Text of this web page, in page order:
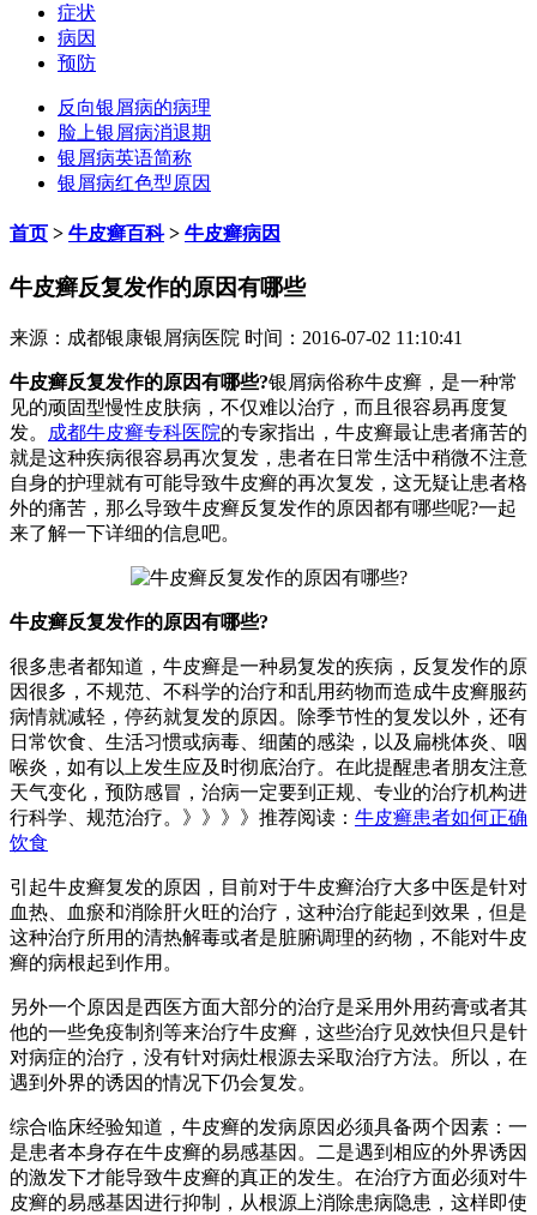
症状
病因
预防
反向银屑病的病理
脸上银屑病消退期
银屑病英语简称
银屑病红色型原因
首页 > 牛皮癣百科> 牛皮癣病因
牛皮癣反复发作的原因有哪些
来源：成都银康银屑病医院 时间：2016-07-02 11:10:41
牛皮癣反复发作的原因有哪些?银屑病俗称牛皮癣，是一种常
见的顽固型慢性皮肤病，不仅难以治疗，而且很容易再度复
发。
成都牛皮癣专科医院的专家指出，牛皮癣最让患者痛苦的
就是这种疾病很容易再次复发，患者在日常生活中稍微不注意
自身的护理就有可能导致牛皮癣的再次复发，这无疑让患者格
外的痛苦，那么导致牛皮癣反复发作的原因都有哪些呢?一起
来了解一下详细的信息吧。
牛皮癣反复发作的原因有哪些?
很多患者都知道，牛皮癣是一种易复发的疾病，反复发作的原
因很多，不规范、不科学的治疗和乱用药物而造成牛皮癣服药
病情就减轻，停药就复发的原因。除季节性的复发以外，还有
日常饮食、生活习惯或病毒、细菌的感染，以及扁桃体炎、咽
喉炎，如有以上发生应及时彻底治疗。在此提醒患者朋友注意
天气变化，预防感冒，治病一定要到正规、专业的治疗机构进
行科学、规范治疗。》》》》推荐阅读： 牛皮癣患者如何正确
饮食
引起牛皮癣复发的原因，目前对于牛皮癣治疗大多中医是针对
血热、血瘀和消除肝火旺的治疗，这种治疗能起到效果，但是
这种治疗所用的清热解毒或者是脏腑调理的药物，不能对牛皮
癣的病根起到作用。
另外一个原因是西医方面大部分的治疗是采用外用药膏或者其
他的一些免疫制剂等来治疗牛皮癣，这些治疗见效快但只是针
对病症的治疗，没有针对病灶根源去采取治疗方法。所以，在
遇到外界的诱因的情况下仍会复发。
综合临床经验知道，牛皮癣的发病原因必须具备两个因素：一
是患者本身存在牛皮癣的易感基因。二是遇到相应的外界诱因
的激发下才能导致牛皮癣的真正的发生。在治疗方面必须对牛
皮癣的易感基因进行抑制，从根源上消除患病隐患，这样即使